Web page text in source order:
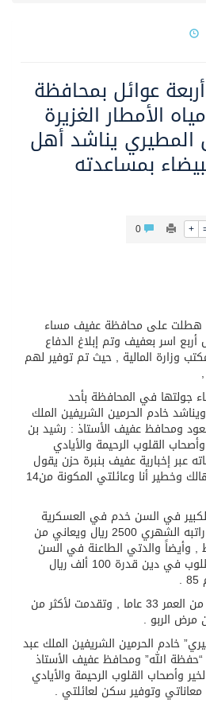
خلال 3 أيام… التجمعات الصحية تتلقى رغبات أكثر من 87% من موظفي وزارة الصحة لعروض الانتقال
سمو ولي العهد يتلقى اتصالًا هاتفيًا من رئيس الوزراء الباكستاني
الأضحى
عوائل بمحافظة
الغزيرة
يناشد أهل
بمساعدته
0
على محافظة عفيف مساء
بعفيف وتم إبلاغ الدفاع
المالية , حيث تم توفير لهم
في المحافظة بأحد
الحرمين الشريفين الملك
عفيف الأستاذ : رشيد بن
الرحيمة والأيادي
عفيف بنبرة حزن يقول
يقطن في منزل شعبي متهالك وخطير أنا وعائلتي المكونة من14
السن خدم في العسكرية
أكثر من 25 سنة ولا يتجاوز راتبه الشهري 2500 ريال ويعاني من
والدتي الطاعنة في السن
تعاني من فشل كلوي ومطلوب في دين قدرة 100 ألف ريال
ويستطرد معاناته قائلاً ابلغ من العمر 33 عاما , وتقدمت لأكثر من
.
الحرمين الشريفين الملك عبد
ومحافظ عفيف الأستاذ
القلوب الرحيمة والأيادي
وتوفير سكن لعائلتي .